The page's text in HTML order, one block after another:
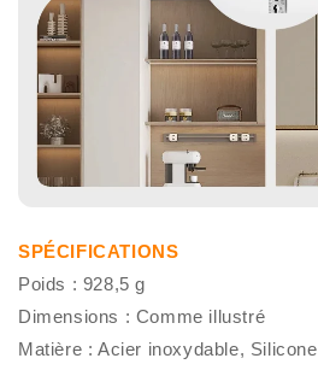
SPÉCIFICATIONS
Poids : 928,5 g
Dimensions : Comme illustré
Matière : Acier inoxydable, Silicone